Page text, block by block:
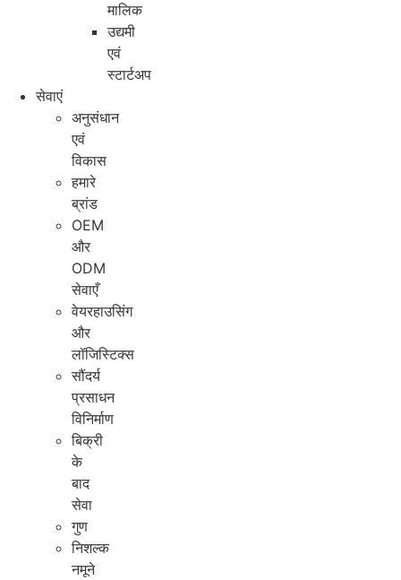
मालिक
उद्यमी
एवं
स्टार्टअप
सेवाएं
अनुसंधान
एवं
विकास
हमारे
ब्रांड
OEM
और
ODM
सेवाएँ
वेयरहाउसिंग
और
लॉजिस्टिक्स
सौंदर्य
प्रसाधन
विनिर्माण
बिक्री
के
बाद
सेवा
गुण
निशल्क
नमूने